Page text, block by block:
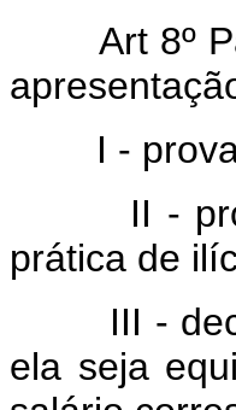
Art 8º
I - prova
II - prova
prática de
III -
ela seja